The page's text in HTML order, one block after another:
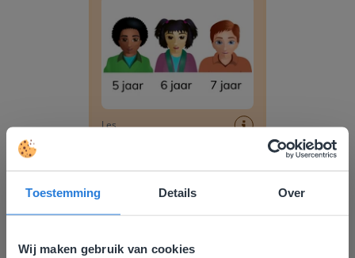
Toestemming Details Over
Wij maken gebruik van cookies
Les
Getallen vergelijken en ordenen t/m 10